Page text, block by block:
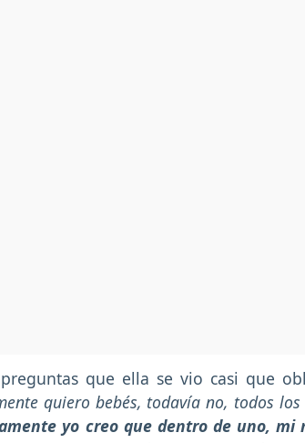
que ella se vio casi que
quiero bebés, todavía no, todos
yo creo que dentro de uno, mi